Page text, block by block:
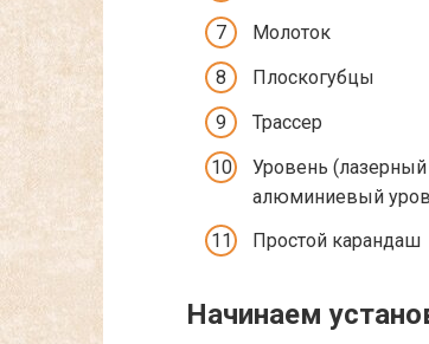
Молоток
Плоскогубцы
Трассер
Уровень
алюминиевый
Простой карандаш
Начинаем